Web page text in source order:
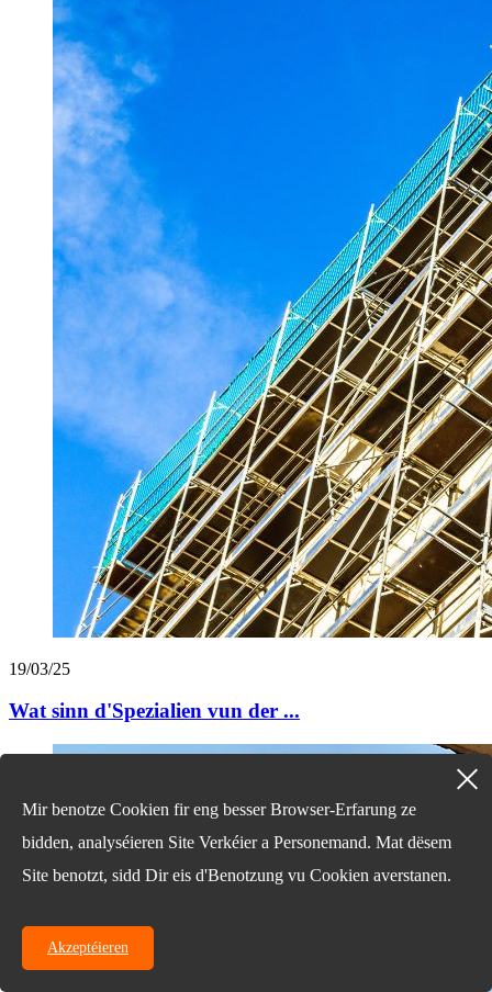
19/03/25
Wat sinn d'Spezialien vun der ...
Mir benotze Cookien fir eng besser Browser-Erfarung ze
bidden, analyséieren Site Verkéier a Personemand. Mat dësem
Site benotzt, sidd Dir eis d'Benotzung vu Cookien averstanen.
Akzeptéieren